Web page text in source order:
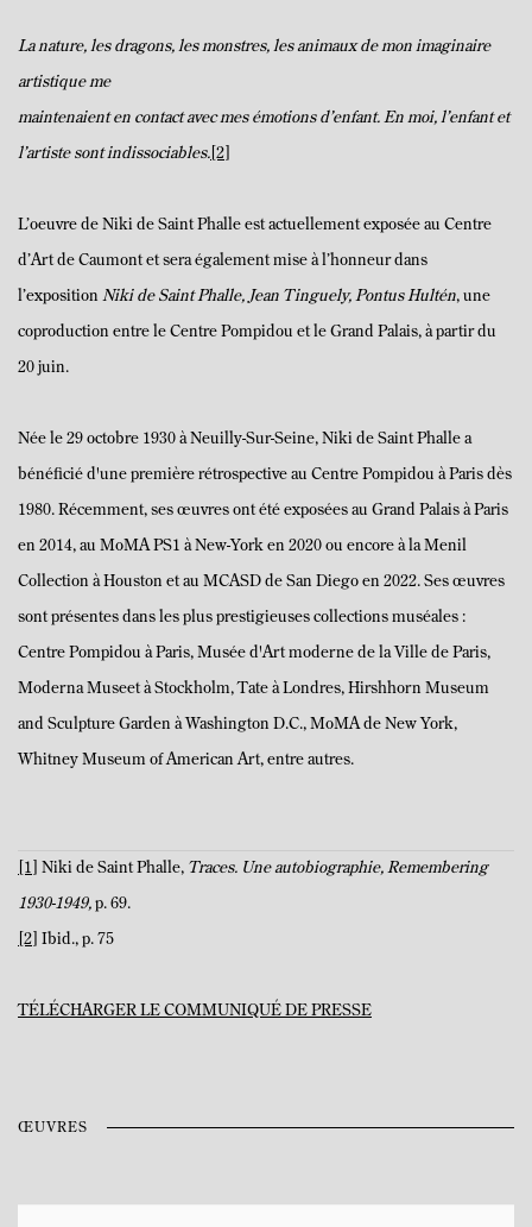
La nature, les dragons, les monstres, les animaux de mon imaginaire
artistique me
maintenaient en contact avec mes émotions d’enfant. En moi, l’enfant et
l’artiste sont indissociables. [2]
L’oeuvre de Niki de Saint Phalle est actuellement exposée au Centre
d’Art de Caumont et sera également mise à l’honneur dans
l’exposition Niki de Saint Phalle, Jean Tinguely, Pontus Hultén, une
coproduction entre le Centre Pompidou et le Grand Palais, à partir du
20 juin.
Née le 29 octobre 1930 à Neuilly-Sur-Seine, Niki de Saint Phalle a
bénéficié d'une première rétrospective au Centre Pompidou à Paris dès
1980. Récemment, ses œuvres ont été exposées au Grand Palais à Paris
en 2014, au MoMA PS1 à New-York en 2020 ou encore à la Menil
Collection à Houston et au MCASD de San Diego en 2022. Ses œuvres
sont présentes dans les plus prestigieuses collections muséales :
Centre Pompidou à Paris, Musée d'Art moderne de la Ville de Paris,
Moderna Museet à Stockholm, Tate à Londres, Hirshhorn Museum
and Sculpture Garden à Washington D.C., MoMA de New York,
Whitney Museum of American Art, entre autres.
[1] Niki de Saint Phalle, Traces. Une autobiographie, Remembering
1930-1949, p. 69.
[2] Ibid., p. 75
TÉLÉCHARGER LE COMMUNIQUÉ DE PRESSE
ŒUVRES